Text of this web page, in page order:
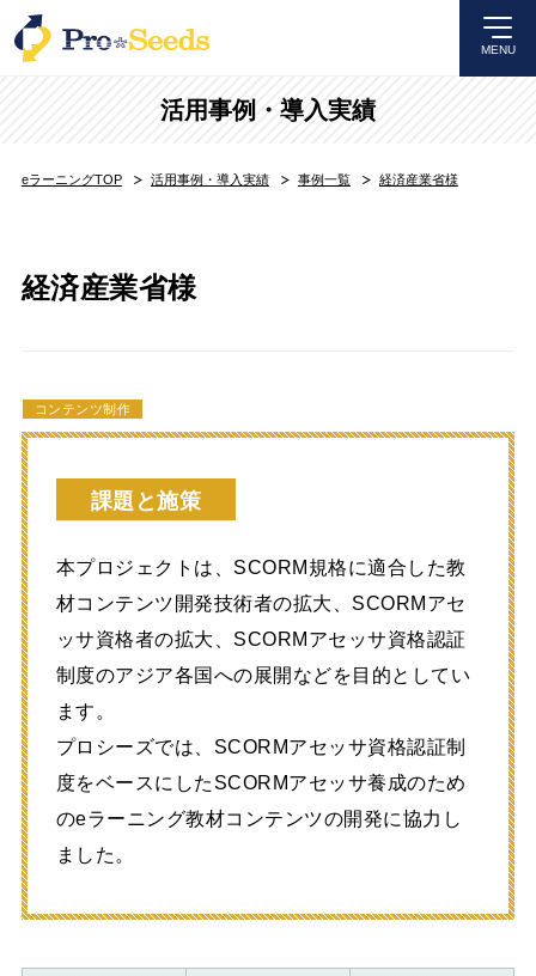
MENU
活用事例・導入実績
eラーニングTOP 活用事例・導入実績 事例一覧 経済産業省様
経済産業省様
コンテンツ制作
課題と施策
本プロジェクトは、SCORM規格に適合した教
材コンテンツ開発技術者の拡大、SCORMアセ
ッサ資格者の拡大、SCORMアセッサ資格認証
制度のアジア各国への展開などを目的としてい
ます。
プロシーズでは、SCORMアセッサ資格認証制
度をベースにしたSCORMアセッサ養成のため
のeラーニング教材コンテンツの開発に協力し
ました。